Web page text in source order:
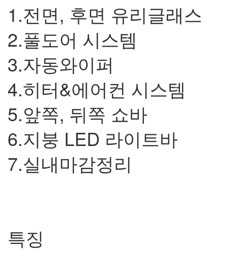
1.전면, 후면 유리글래스
2.풀도어 시스템
3.자동와이퍼
4.히터&에어컨 시스템
5.앞쪽, 뒤쪽 쇼바
6.지붕 LED 라이트바
7.실내마감정리
특징